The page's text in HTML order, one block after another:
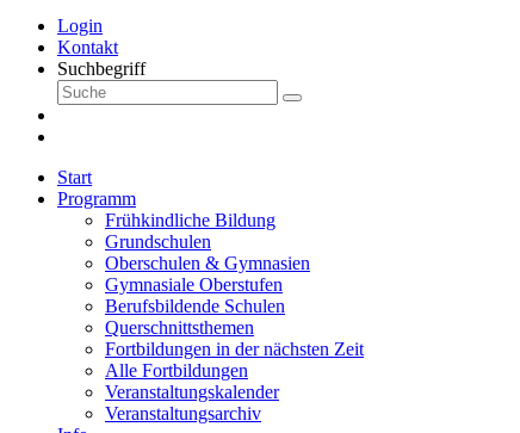
Login
Kontakt
Suchbegriff
Start
Programm
Frühkindliche Bildung
Grundschulen
Oberschulen & Gymnasien
Gymnasiale Oberstufen
Berufsbildende Schulen
Querschnittsthemen
Fortbildungen in der nächsten Zeit
Alle Fortbildungen
Veranstaltungskalender
Veranstaltungsarchiv